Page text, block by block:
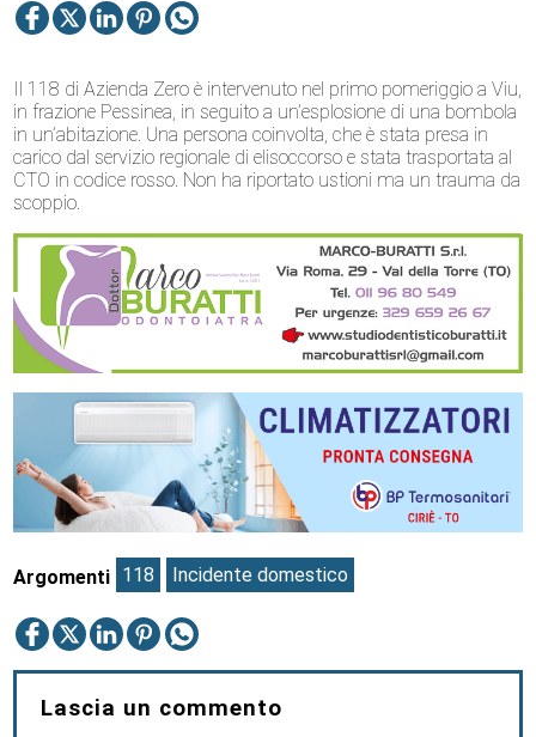
Il 118 di Azienda Zero è intervenuto nel primo pomeriggio a Viu,
in frazione Pessinea, in seguito a un’esplosione di una bombola
in un’abitazione. Una persona coinvolta, che è stata presa in
carico dal servizio regionale di elisoccorso e stata trasportata al
CTO in codice rosso. Non ha riportato ustioni ma un trauma da
scoppio.
Argomenti 118 Incidente domestico
Lascia un commento